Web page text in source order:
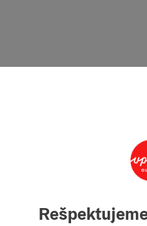
fishing bay with private
of Altmünster It's about 3
Shops nearby. In the
morning